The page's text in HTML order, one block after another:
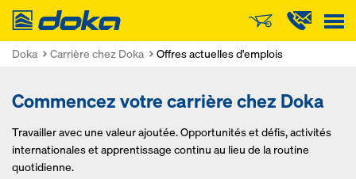
Doka
Doka Carrière chez Doka Offres actuelles d'emplois
Commencez votre carrière chez Doka
Travailler avec une valeur ajoutée. Opportunités et défis, activités
internationales et apprentissage continu au lieu de la routine
quotidienne.